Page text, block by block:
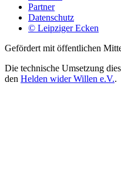
Partner
Datenschutz
© Leipziger Ecken
Gefördert mit öffentlichen
Die technische Umsetzung
den Helden wider Willen e.V..